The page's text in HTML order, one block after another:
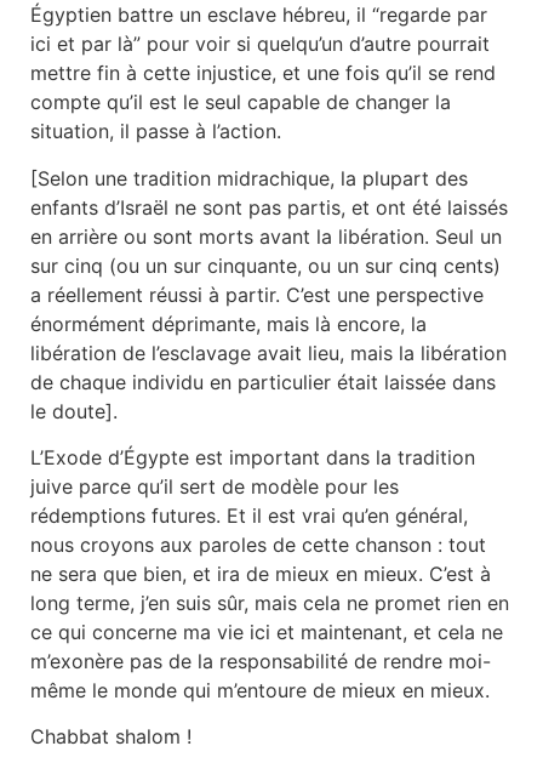
Égyptien battre un esclave hébreu, il “regarde par
ici et par là” pour voir si quelqu’un d’autre pourrait
mettre fin à cette injustice, et une fois qu’il se rend
compte qu’il est le seul capable de changer la
situation, il passe à l’action.
[Selon une tradition midrachique, la plupart des
enfants d’Israël ne sont pas partis, et ont été laissés
en arrière ou sont morts avant la libération. Seul un
sur cinq (ou un sur cinquante, ou un sur cinq cents)
a réellement réussi à partir. C’est une perspective
énormément déprimante, mais là encore, la
libération de l’esclavage avait lieu, mais la libération
de chaque individu en particulier était laissée dans
le doute].
L’Exode d’Égypte est important dans la tradition
juive parce qu’il sert de modèle pour les
rédemptions futures. Et il est vrai qu’en général,
nous croyons aux paroles de cette chanson : tout
ne sera que bien, et ira de mieux en mieux. C’est à
long terme, j’en suis sûr, mais cela ne promet rien en
ce qui concerne ma vie ici et maintenant, et cela ne
m’exonère pas de la responsabilité de rendre moi-
même le monde qui m’entoure de mieux en mieux.
Chabbat shalom !